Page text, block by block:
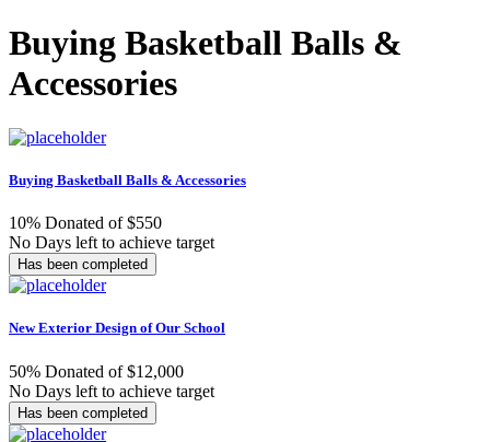
Buying Basketball Balls &
Accessories
Buying Basketball Balls & Accessories
10% Donated of $550
No Days left to achieve target
Has been completed
New Exterior Design of Our School
50% Donated of $12,000
No Days left to achieve target
Has been completed